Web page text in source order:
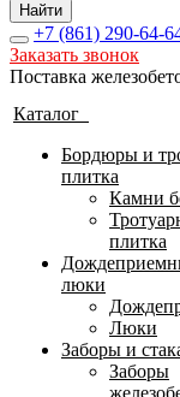
Найти
+7 (861) 290-64-
Заказать звонок
Поставка
Каталог
Бордюры и
плитка
Камни
плитка
люки
Люки
Заборы и
Заборы